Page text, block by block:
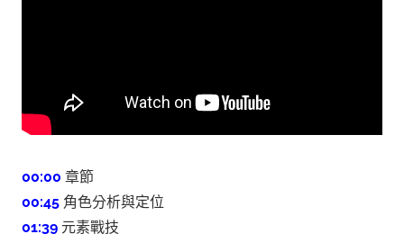
00:00 章節
00:45 角色分析與定位
01:39 元素戰技